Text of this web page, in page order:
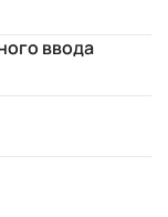
ввода